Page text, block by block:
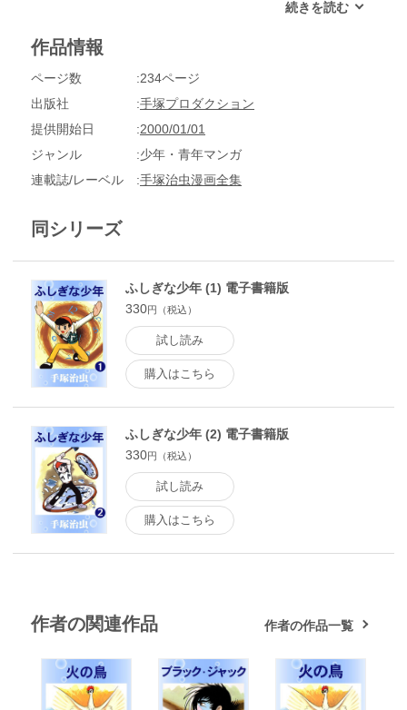
作品情報
ページ数
234ページ
出版社
手塚プロダクション
提供開始日
2000/01/01
ジャンル
少年・青年マンガ
連載誌/レーベル
手塚治虫漫画全集
同シリーズ
ふしぎな少年 (1) 電子書籍版
330円（税込）
試し読み
購入はこちら
ふしぎな少年 (2) 電子書籍版
330円（税込）
試し読み
購入はこちら
作者の関連作品 作者の作品一覧